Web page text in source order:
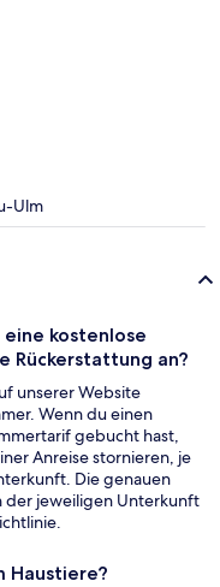
Ulm
eine kostenlose
Rückerstattung an?
unserer Website
Wenn du einen
gebucht hast,
Anreise stornieren, je
Die genauen
der jeweiligen Unterkunft
Haustiere?